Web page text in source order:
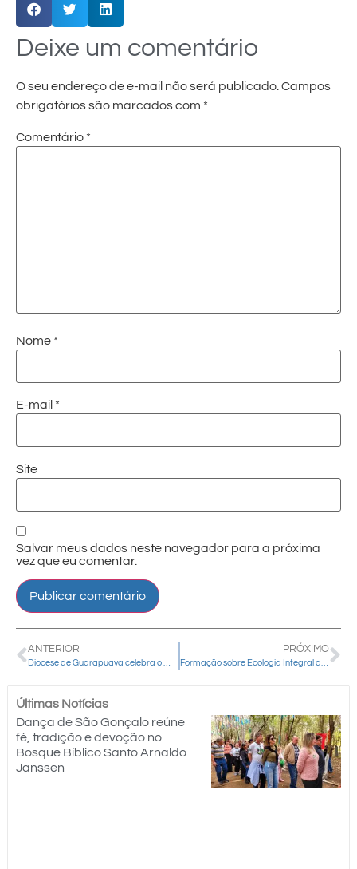
Deixe um comentário
O seu endereço de e-mail não será publicado.Campos
obrigatórios são marcados com *
Comentário *
Nome *
E-mail *
Site
Salvar meus dados neste navegador para a próxima
vez que eu comentar.
ANTERIOR PRÓXIMO
Últimas Notícias
Dança de São Gonçalo reúne
fé, tradição e devoção no
Bosque Bíblico Santo Arnaldo
Janssen